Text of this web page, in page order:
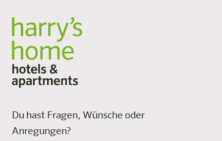
Du hast Fragen, Wünsche oder
Anregungen?